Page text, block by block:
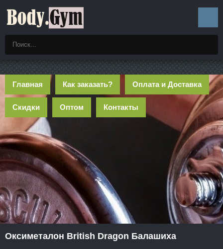
Главная Как заказать? Оплата и Доставка
Скидки Оптом Контакты
Оксиметалон British Dragon Балашиха